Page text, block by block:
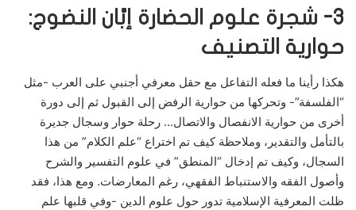
3- شجرة علوم الحضارة إبَّان النضوج:
حوارية التصنيف
هكذا رأينا ما فعله التفاعل مع حقل معرفي أجنبي على العرب -مثل
“الفلسفة”- وتحركها من حوارية الرفض إلى القبول ثم إلى دورة
أخرى من حوارية الانفصال والاتصال… رحلة حوار وسجال جديرة
بالتأمل والتقدير، وملاحظة كيف تم اختراع “علم الكلام” من هذا
السجال، وكيف تم إدخال “المنطق” في علوم التفسير والشرح
وأصول الفقه والاستنباط الفقهي، رغم المعارضات. ومع هذا، فقد
ظلت المعرفية الإسلامية تدور حول علوم الدين -وفي قلبها علم